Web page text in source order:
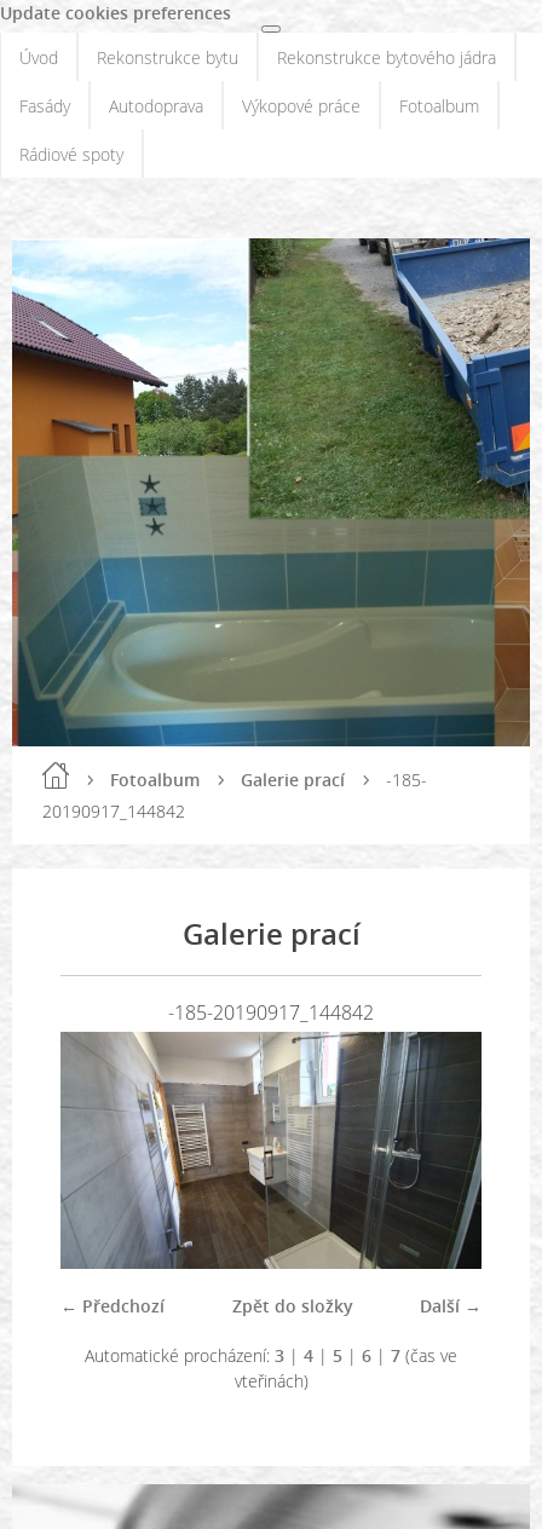
Update cookies preferences
Úvod
Rekonstrukce bytu Rekonstrukce bytového jádra
Fasády Autodoprava Výkopové práce Fotoalbum
Rádiové spoty
Fotoalbum Galerie prací
-185-
20190917_144842
Galerie prací
-185-20190917_144842
← Předchozí Další →
Zpět do složky
Automatické procházení: 3 | 4 | 5 | 6 | 7 (čas ve
vteřinách)